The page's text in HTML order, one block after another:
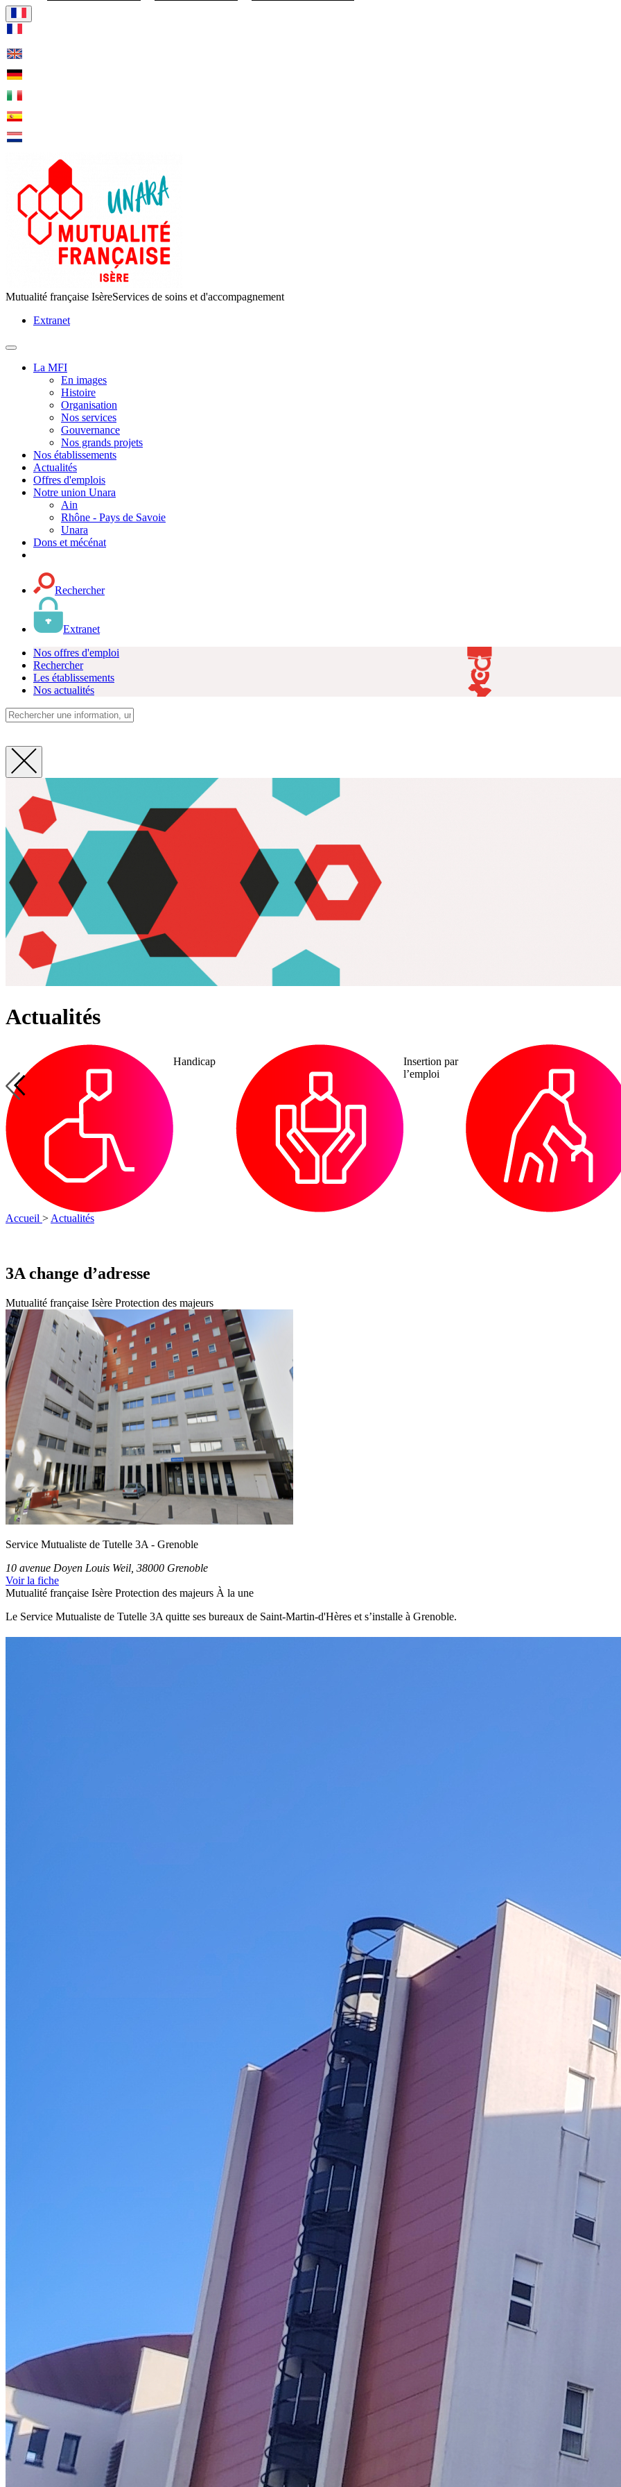
Mutualité française IsèreServices de soins et d'accompagnement
Extranet
MENU
PRINCIPAL
La MFI
En images
Histoire
Organisation
Nos services
Gouvernance
Nos grands projets
Nos établissements
Actualités
Offres d'emplois
Notre union Unara
Ain
Rhône - Pays de Savoie
Unara
Dons et mécénat
Rechercher
Extranet
Nos offres d'emploi
Rechercher
Les établissements
Nos actualités
Fermer
recherche
Actualités
Handicap
l’emploi
Insertion par
l’emploi
Gérontologie
Accueil > Actualités
3A change d’adresse
Mutualité française Isère Protection des majeurs
Service Mutualiste de Tutelle 3A - Grenoble
10 avenue Doyen Louis Weil, 38000 Grenoble
Voir la fiche
Mutualité française Isère Protection des majeurs À la une
Le Service Mutualiste de Tutelle 3A quitte ses bureaux de Saint-Martin-d'Hères et s’installe à Grenoble.